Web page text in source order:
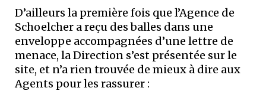
D’ailleurs la première fois que l’Agence de
Schoelcher a reçu des balles dans une
enveloppe accompagnées d’une lettre de
menace, la Direction s’est présentée sur le
site, et n’a rien trouvée de mieux à dire aux
Agents pour les rassurer :